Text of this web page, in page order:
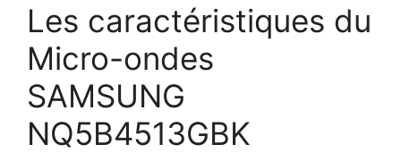
Les caractéristiques du
Micro-ondes
SAMSUNG
NQ5B4513GBK